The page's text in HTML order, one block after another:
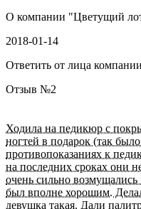
О компании "Цветущий
2018-01-14
Ответить от лица компании
Отзыв №2
Ходила на педикюр с
ногтей в подарок (так
противопоказаниях к
на последних сроках они
очень сильно
был вполне хорошим.
девушка такая. Дали